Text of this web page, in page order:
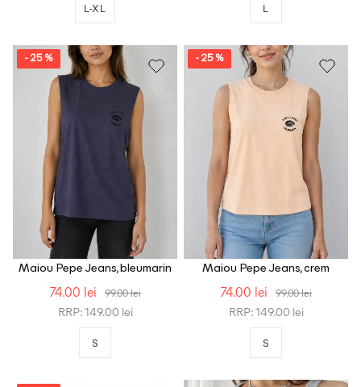
L-XL L
- 25 %
Maiou Pepe Jeans, bleumarin
74.00 lei 99.00 lei
RRP: 149.00 lei
S
- 25 %
Maiou Pepe Jeans, crem
74.00 lei 99.00 lei
RRP: 149.00 lei
S